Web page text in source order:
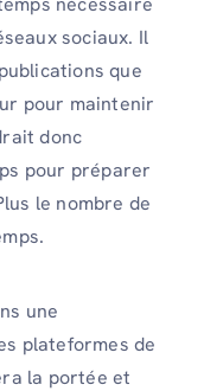
sociaux. Il
que
pour maintenir
donc
pour préparer
le nombre de
une
plateformes de
la portée et